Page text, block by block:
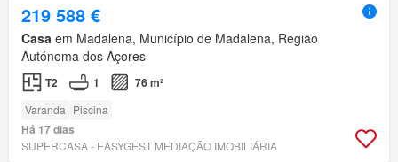
219 588 €
Casa em Madalena, Município de Madalena, Região
Autónoma dos Açores
T2 1 76 m²
Varanda Piscina
Há 17 dias
SUPERCASA - EASYGEST MEDIAÇÃO IMOBILIÁRIA